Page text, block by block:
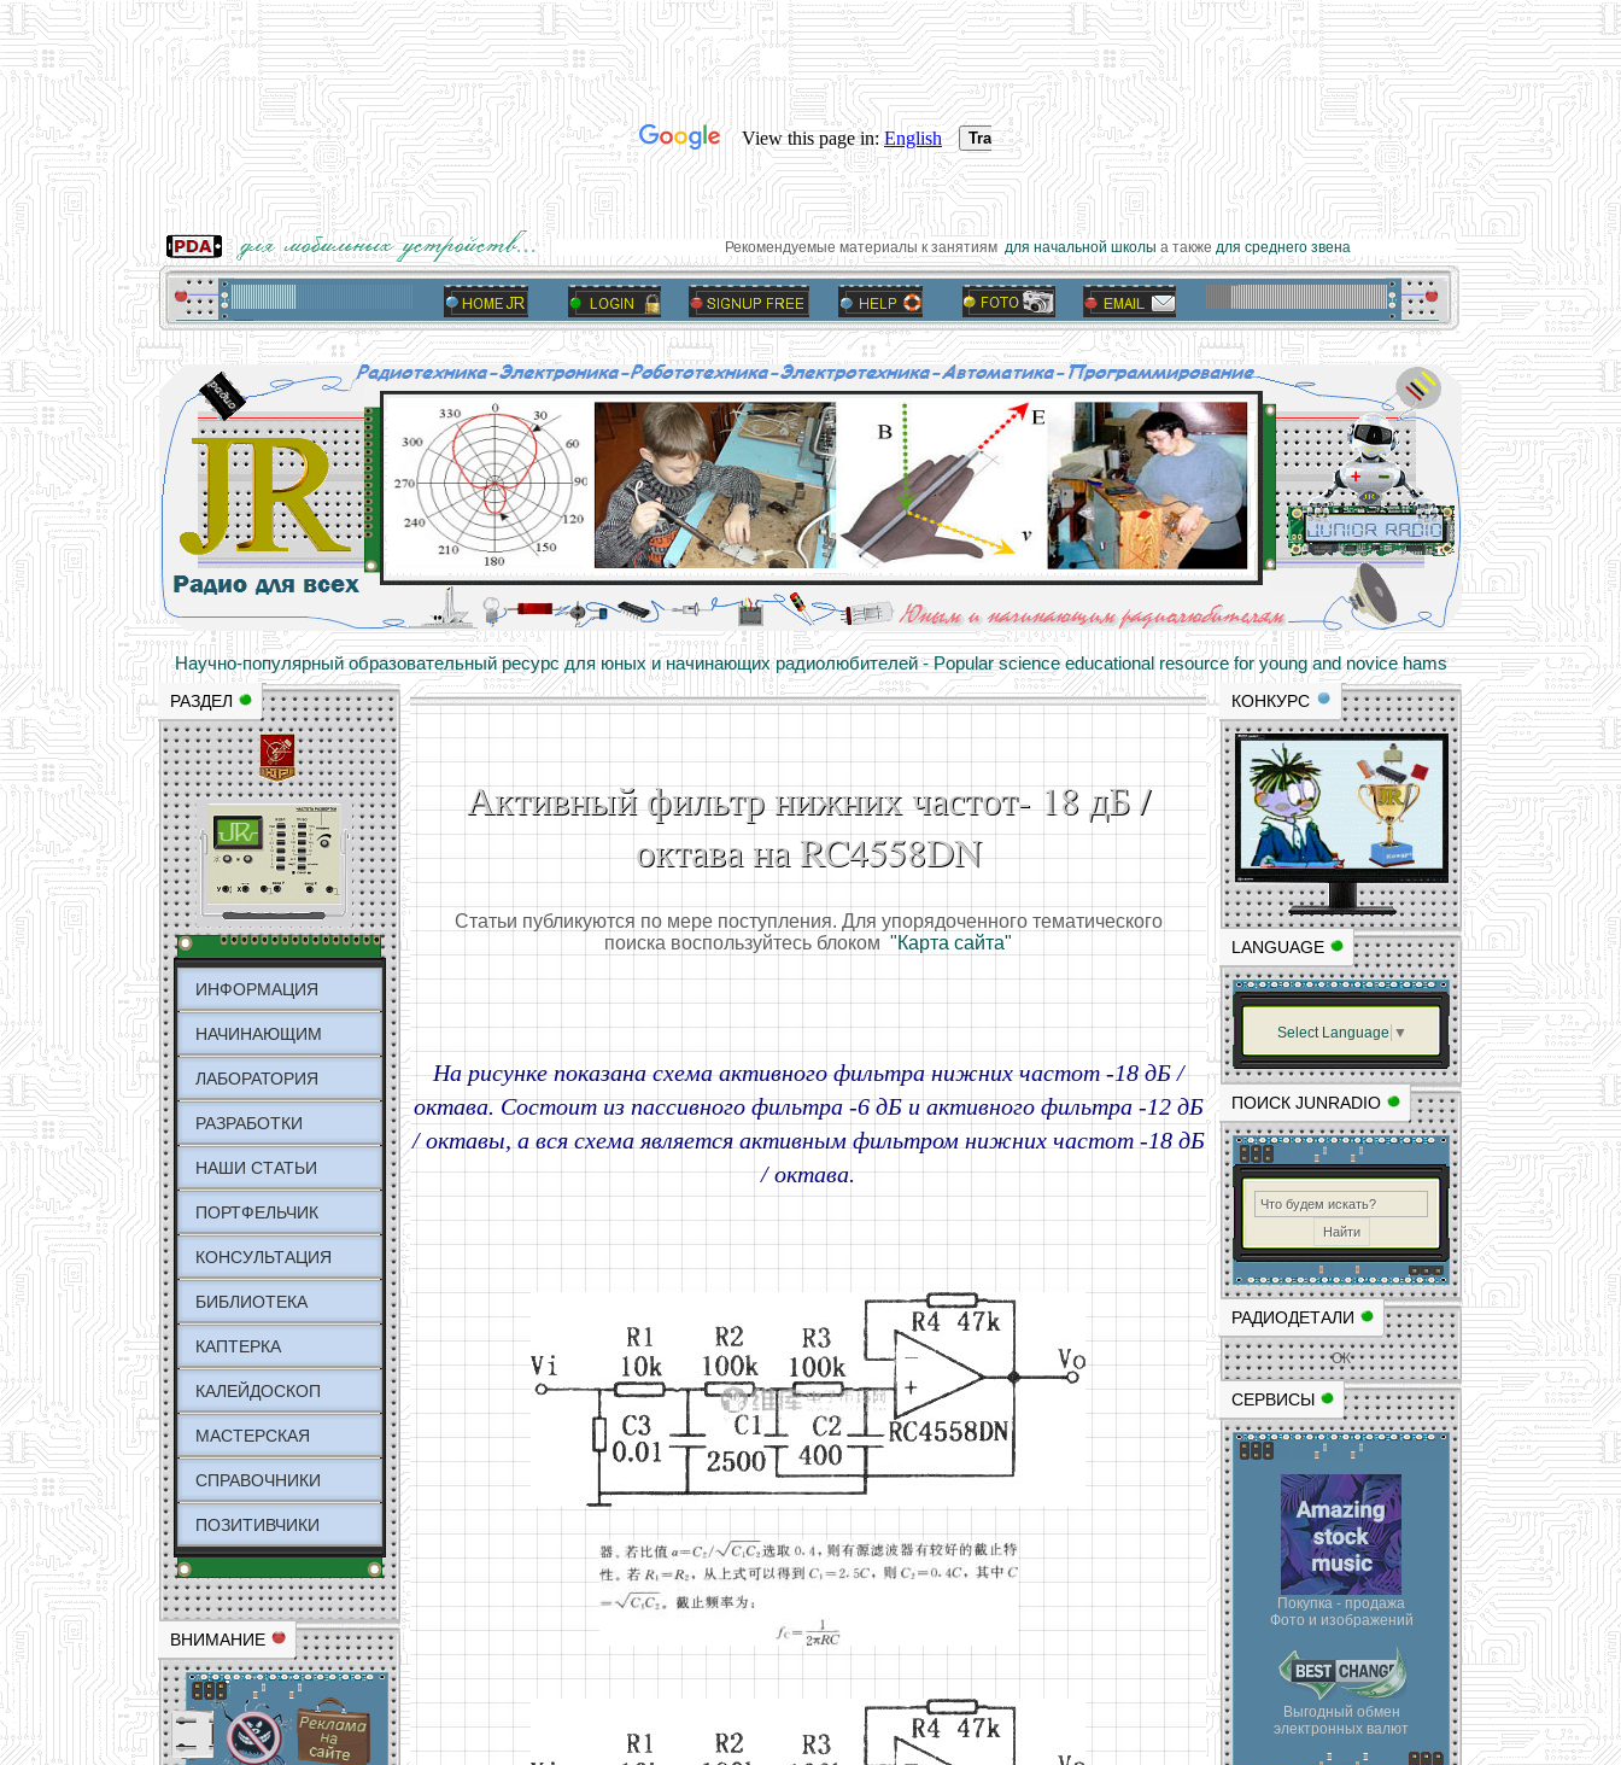
Рекомендуемые материалы к занятиямдля начальной школыа такжедля среднего звена
Научно-популярный образовательный ресурс для юных и начинающих радиолюбителей - Popular science educational resource for young and novice hams
Основы электричества, учебные материалы и опыт профессионалов - Basics of electricity, educational materials and professional experience
РАЗДЕЛ
ИНФОРМАЦИЯ
НАЧИНАЮЩИМ
ЛАБОРАТОРИЯ
РАЗРАБОТКИ
НАШИ СТАТЬИ
ПОРТФЕЛЬЧИК
КОНСУЛЬТАЦИЯ
БИБЛИОТЕКА
КАПТЕРКА
КАЛЕЙДОСКОП
МАСТЕРСКАЯ
СПРАВОЧНИКИ
ПОЗИТИВЧИКИ
ВНИМАНИЕ
КОНКУРС
LANGUAGE
Select Language ▼
ПОИСК JUNRADIO
РАДИОДЕТАЛИ
ОК
СЕРВИСЫ
Покупка - продажа
Фото и изображений
Выгодный обмен
электронных валют
Активный фильтр нижних частот- 18 дБ /
октава на RC4558DN
Статьи публикуются по мере поступления. Для упорядоченного тематического
поиска воспользуйтесь блоком "Карта сайта"
На рисунке показана схема активного фильтра нижних частот -18 дБ /
октава. Состоит из пассивного фильтра -6 дБ и активного фильтра -12 дБ
/ октавы, а вся схема является активным фильтром нижних частот -18 дБ
/ октава.